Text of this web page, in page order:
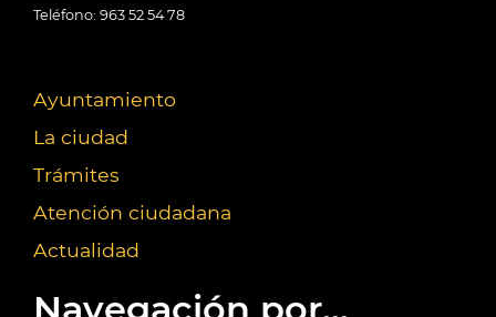
Teléfono: 963 52 54 78
Ayuntamiento
La ciudad
Trámites
Atención ciudadana
Actualidad